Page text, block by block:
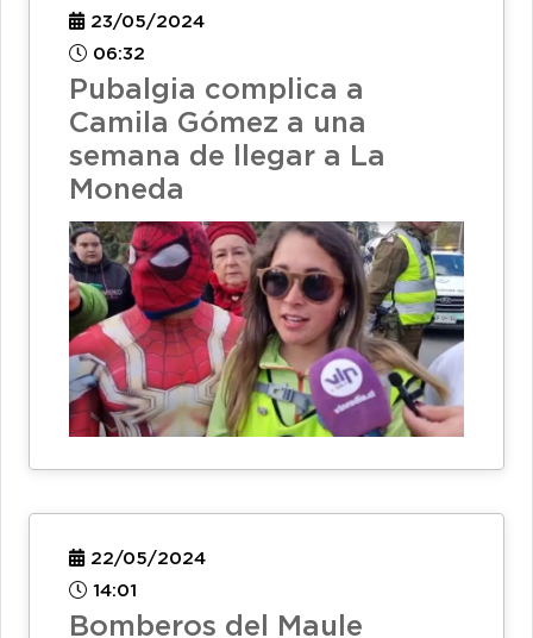
23/05/2024
06:32
Pubalgia complica a
Camila Gómez a una
semana de llegar a La
Moneda
22/05/2024
14:01
Bomberos del Maule